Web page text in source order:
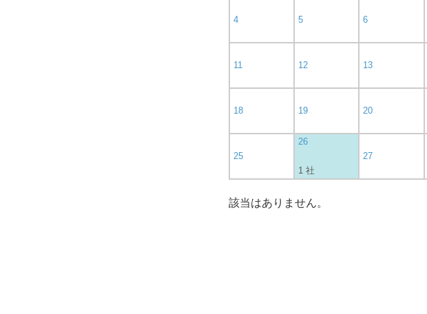
4 5 6
11 12 13
18 19 20
25
26
1 社
27
該当はありません。